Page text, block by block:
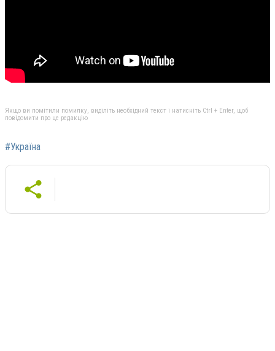
Якщо ви помітили помилку, виділіть необхідний текст і натисніть Ctrl + Enter, щоб
повідомити про це редакцію
#Україна